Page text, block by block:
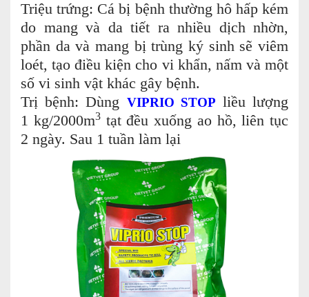
Triệu trứng: Cá bị bệnh thường hô hấp kém
do mang và da tiết ra nhiều dịch nhờn,
phần da và mang bị trùng ký sinh sẽ viêm
loét, tạo điều kiện cho vi khẩn, nấm và một
số vi sinh vật khác gây bệnh.
Trị bệnh: Dùng VIPRIO STOP liều lượng
1 kg/2000m3tạt đều xuống ao hồ, liên tục
2 ngày. Sau 1 tuần làm lại